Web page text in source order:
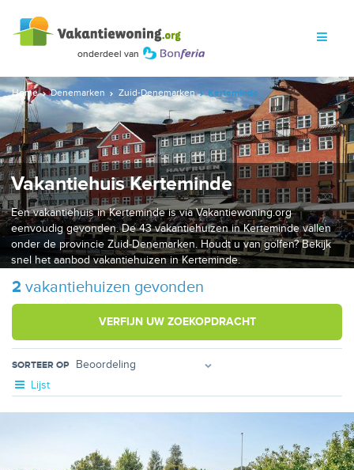
Home Denemarken Zuid-Denemarken Kerteminde
Vakantiehuis Kerteminde
Een vakantiehuis in Kerteminde is via Vakantiewoning.org
eenvoudig gevonden. De 43 vakantiehuizen in Kerteminde vallen
onder de provincie Zuid-Denemarken. Houdt u van golfen? Bekijk
snel het aanbod vakantiehuizen in Kerteminde.
2 vakantiehuizen gevonden
VERFIJN UW ZOEKOPDRACHT
SORTEER OP
Lijst